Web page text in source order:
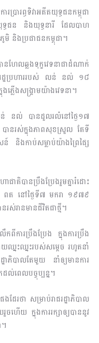
ារព្ធទិវាអតីតយុទ្ធជនកម្ពុជា
ទ្ធជន និងយុទ្ធនារី ដែលបាហ
និងប្រជាជនកម្ពុជា។
ហែលឆ្លងទុក្ខវេទនាជាដំណាក់
រដ្ឋប្រហាររបស់ លន់ នល់ ១៨
ភ្លើងសង្គ្រាមយ៉ាងវេទនា។
នល់ បានដួលរលំនៅថ្ងៃ១៧
ានរស់ក្នុងភាពសុខស្រួល តែទី
និងកាប់សម្លាប់យ៉ាងព្រៃផ្សៃ
ាតិបានប្រឹងប្រែងរួមគ្នារំដោះ
ត នៅថ្ងៃទី៧ មករា ១៩៧៩
ស់រានមានជីវិតជាថ្មី។
ារប្រឹងប្រែង ក្នុងការប្រឹង
ឈ្នះឈ្នះរបស់សម្តេច រហូតនាំ
ាភិបាលតែមួយ នាំឲ្យមានការ
ល់ពេលបច្ចុប្បន្ន។
រថា សម្រាប់រាជរដ្ឋាភិបាល
ហើយ ក្នុងការរក្សាឲ្យបាននូវ